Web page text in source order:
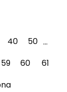
40 50 …
59 60
61